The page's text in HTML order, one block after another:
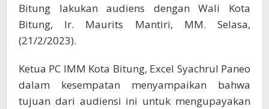
Bitung lakukan audiens dengan Wali Kota
Bitung, Ir. Maurits Mantiri, MM. Selasa,
(21/2/2023).
Ketua PC IMM Kota Bitung, Excel Syachrul Paneo
dalam kesempatan menyampaikan bahwa
tujuan dari audiensi ini untuk mengupayakan